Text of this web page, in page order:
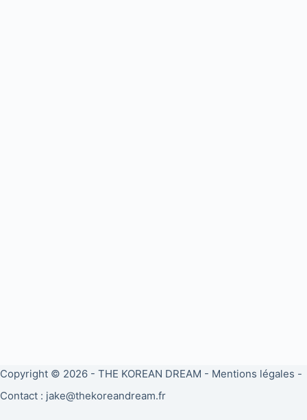
Copyright © 2026 - THE KOREAN DREAM - Mentions légales -
Contact : jake@thekoreandream.fr